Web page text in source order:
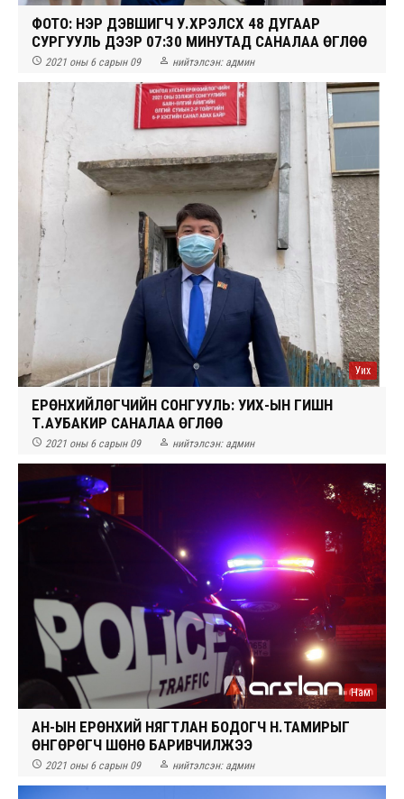
ФОТО: НЭР ДЭВШИГЧ У.ХҮРЭЛСҮХ 48 ДУГААР
СУРГУУЛЬ ДЭЭР 07:30 МИНУТАД САНАЛАА ӨГЛӨӨ
 2021 оны 6 сарын 09  нийтэлсэн: админ
Уих
ЕРӨНХИЙЛӨГЧИЙН СОНГУУЛЬ: УИХ-ЫН ГИШҮҮН
Т.АУБАКИР САНАЛАА ӨГЛӨӨ
 2021 оны 6 сарын 09  нийтэлсэн: админ
Нам
АН-ЫН ЕРӨНХИЙ НЯГТЛАН БОДОГЧ Н.ТАМИРЫГ
ӨНГӨРӨГЧ ШӨНӨ БАРИВЧИЛЖЭЭ
 2021 оны 6 сарын 09  нийтэлсэн: админ